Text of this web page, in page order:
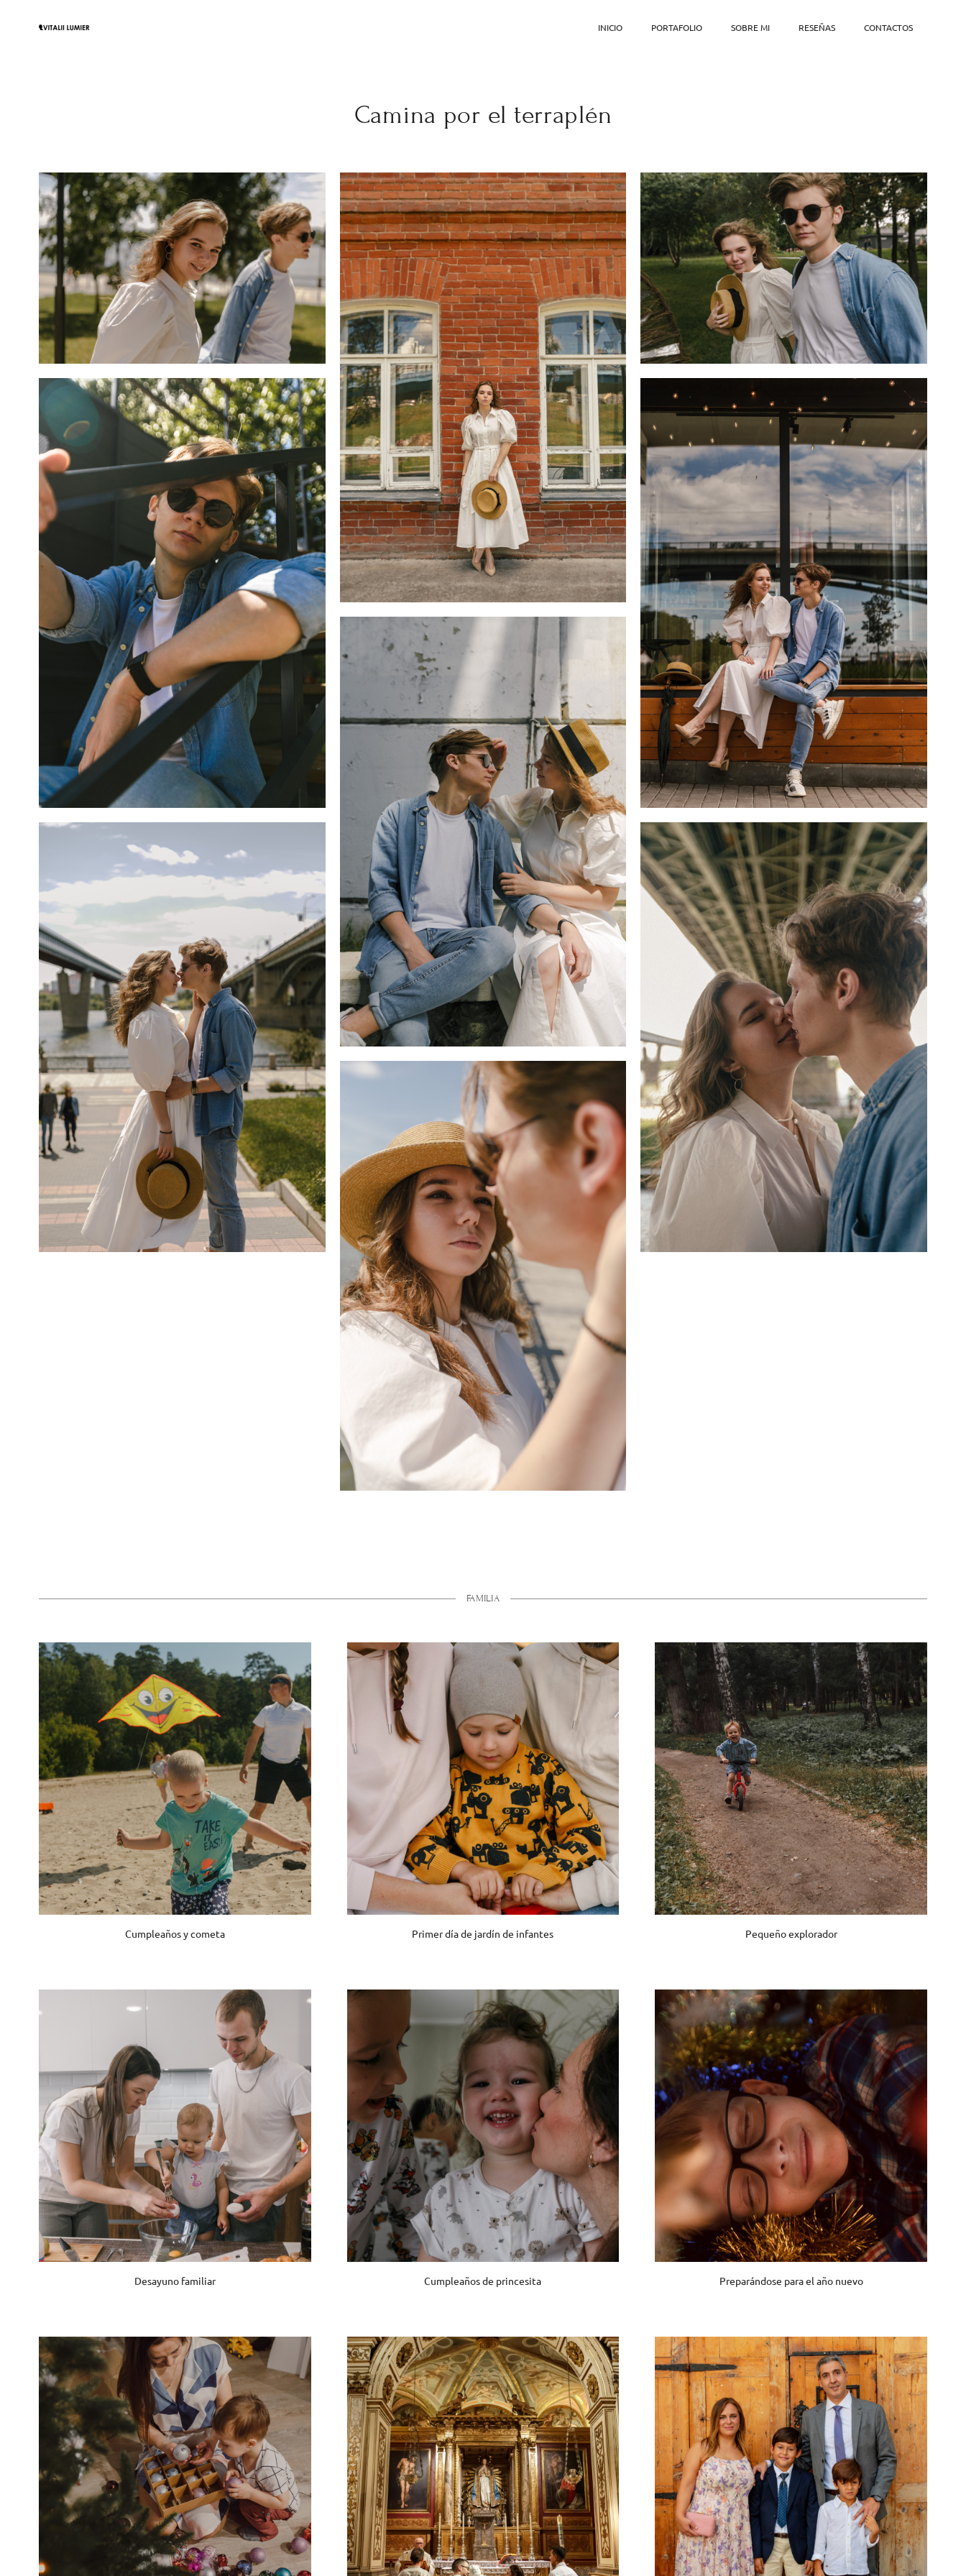
INICIO PORTAFOLIO SOBRE MI RESEÑAS CONTACTOS
Camina por el terraplén
FAMILIA
Cumpleaños y cometa Primer día de jardín de infantes Pequeño explorador
Desayuno familiar Cumpleaños de princesita Preparándose para el año nuevo